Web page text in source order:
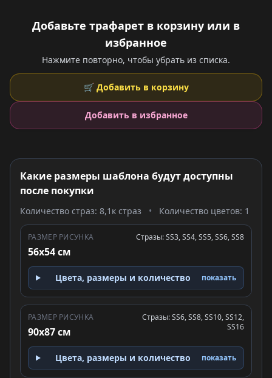
Добавьте трафарет в корзину или в
избранное
Нажмите повторно, чтобы убрать из списка.
🛒 Добавить в корзину
Добавить в избранное
Какие размеры шаблона будут доступны
после покупки
Количество страз: 8,1к страз • Количество цветов: 1
РАЗМЕР РИСУНКА
56x54 см
Стразы: SS3, SS4, SS5, SS6, SS8
Цвета, размеры и количество показать
РАЗМЕР РИСУНКА
90x87 см
Стразы: SS6, SS8, SS10, SS12,
SS16
Цвета, размеры и количество показать